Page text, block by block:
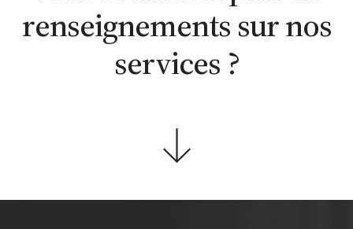
renseignements sur nos
services ?